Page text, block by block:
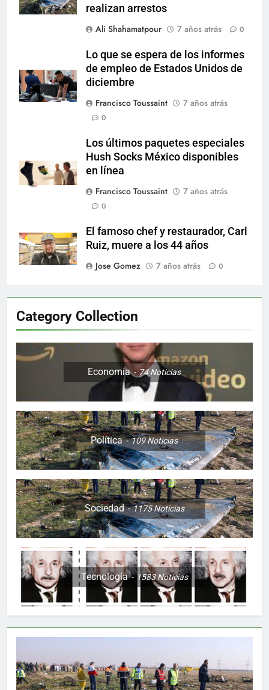
realizan arrestos
Ali Shahamatpour
7 años atrás 0
Lo que se espera de los informes
de empleo de Estados Unidos de
diciembre
Francisco Toussaint
7 años atrás
0
Los últimos paquetes especiales
Hush Socks México disponibles
en línea
Francisco Toussaint
7 años atrás
0
El famoso chef y restaurador, Carl
Ruiz, muere a los 44 años
Jose Gomez
7 años atrás 0
Category Collection
Economía 74Noticias
Política 109Noticias
Sociedad 1175Noticias
Tecnología 1583Noticias